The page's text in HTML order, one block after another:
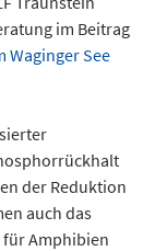
im Beitrag
Waginger See
der Reduktion
auch das
Amphibien